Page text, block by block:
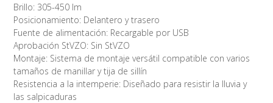
Brillo: 305-450 lm
Posicionamiento: Delantero y trasero
Fuente de alimentación: Recargable por USB
Aprobación StVZO: Sin StVZO
Montaje: Sistema de montaje versátil compatible con varios
tamaños de manillar y tija de sillín
Resistencia a la intemperie: Diseñado para resistir la lluvia y
las salpicaduras